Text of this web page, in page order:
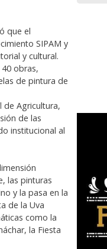
que el
SIPAM y
y cultural.
obras,
de pintura de
de Agricultura,
de las
institucional al
las pinturas
y la pasa en la
de la Uva
como la
la Fiesta